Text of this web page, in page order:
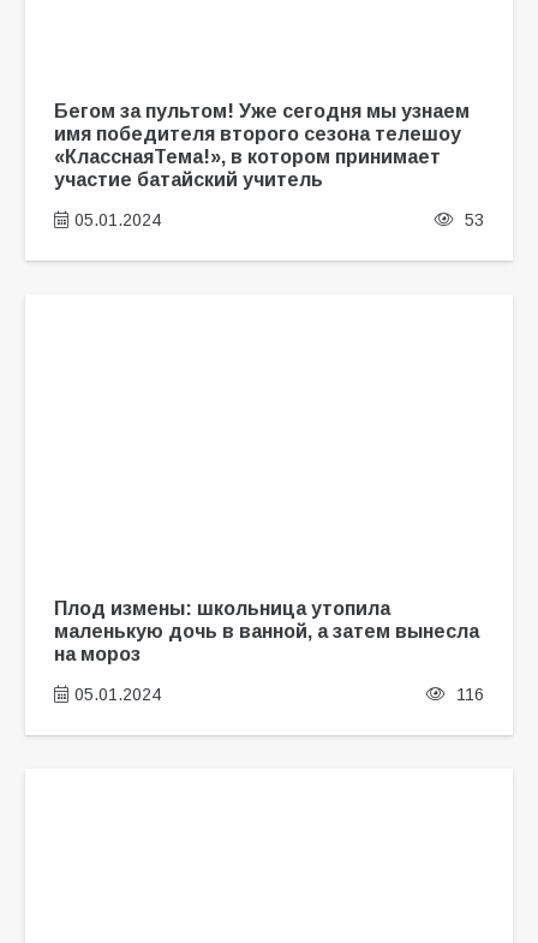
Бегом за пультом! Уже сегодня мы узнаем
имя победителя второго сезона телешоу
«КласснаяТема!», в котором принимает
участие батайский учитель
05.01.2024 53
Плод измены: школьница утопила
маленькую дочь в ванной, а затем вынесла
на мороз
05.01.2024 116